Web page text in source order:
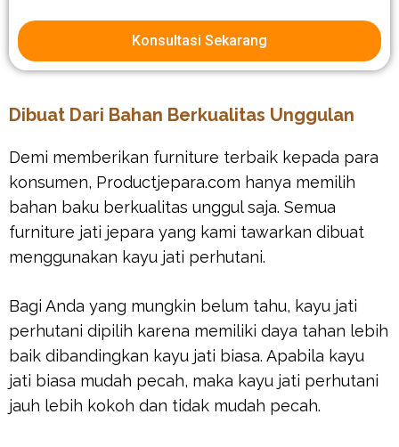
Konsultasi Sekarang
Dibuat Dari Bahan Berkualitas Unggulan
Demi memberikan furniture terbaik kepada para
konsumen, Productjepara.com hanya memilih
bahan baku berkualitas unggul saja. Semua
furniture jati jepara yang kami tawarkan dibuat
menggunakan kayu jati perhutani.
Bagi Anda yang mungkin belum tahu, kayu jati
perhutani dipilih karena memiliki daya tahan lebih
baik dibandingkan kayu jati biasa. Apabila kayu
jati biasa mudah pecah, maka kayu jati perhutani
jauh lebih kokoh dan tidak mudah pecah.